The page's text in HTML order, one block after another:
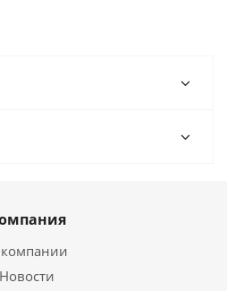
Новости